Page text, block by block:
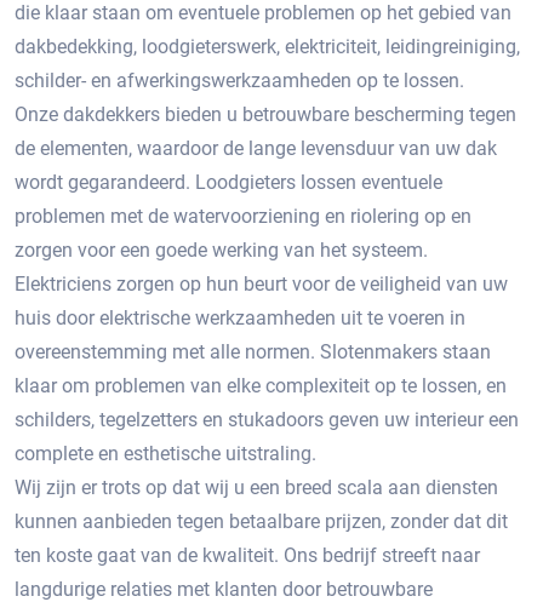
die klaar staan om eventuele problemen op het gebied van
dakbedekking, loodgieterswerk, elektriciteit, leidingreiniging,
schilder- en afwerkingswerkzaamheden op te lossen.
Onze dakdekkers bieden u betrouwbare bescherming tegen
de elementen, waardoor de lange levensduur van uw dak
wordt gegarandeerd. Loodgieters lossen eventuele
problemen met de watervoorziening en riolering op en
zorgen voor een goede werking van het systeem.
Elektriciens zorgen op hun beurt voor de veiligheid van uw
huis door elektrische werkzaamheden uit te voeren in
overeenstemming met alle normen. Slotenmakers staan ​​
klaar om problemen van elke complexiteit op te lossen, en
schilders, tegelzetters en stukadoors geven uw interieur een
complete en esthetische uitstraling.
Wij zijn er trots op dat wij u een breed scala aan diensten
kunnen aanbieden tegen betaalbare prijzen, zonder dat dit
ten koste gaat van de kwaliteit. Ons bedrijf streeft naar
langdurige relaties met klanten door betrouwbare